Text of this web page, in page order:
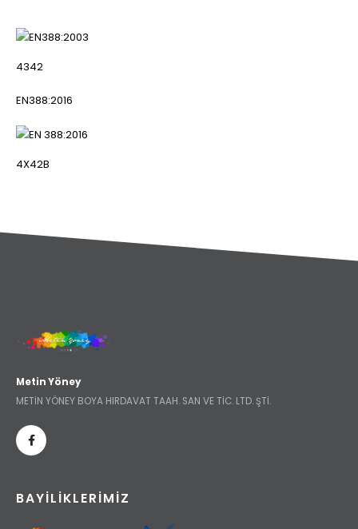
4342
EN388:2016
4X42B
Metin Yöney
METİN YÖNEY BOYA HIRDAVAT TAAH. SAN VE TİC. LTD. ŞTİ.
BAYILIKLERIMIZ